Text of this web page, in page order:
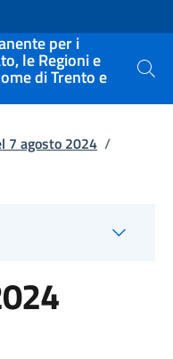
per i
le Regioni e
di Trento e Cerca
7 agosto 2024 /